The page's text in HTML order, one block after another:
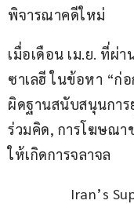
พิจารณาคดีใหม่
เมื่อเดือน เม.ย. ที่ผ่
ซาเลฮี ในข้อหา “ก่
ผิดฐานสนับสนุนการ
ร่วมคิด, การโฆษณา
ให้เกิดการจลาจล
Iran’s